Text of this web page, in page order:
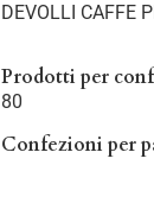
DEVOLLI CAFFE
Prodotti per
80
Confezioni per